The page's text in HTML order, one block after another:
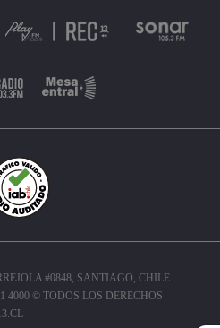
#0848, SANTIAGO, CHILE
4000 © TODOS LOS DERECHOS